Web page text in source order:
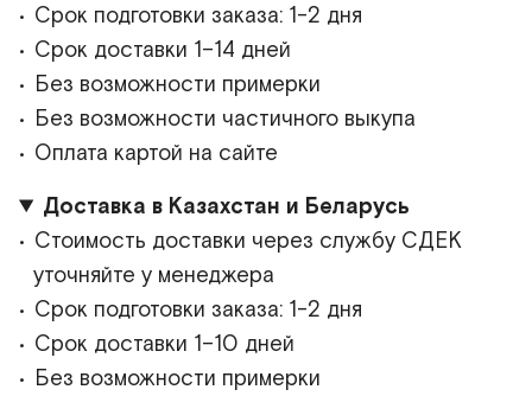
Срок подготовки заказа: 1-2 дня
Срок доставки 1–14 дней
Без возможности примерки
Без возможности частичного выкупа
Оплата картой на сайте
Доставка в Казахстан и Беларусь
Стоимость доставки через службу СДЕК
уточняйте у менеджера
Срок подготовки заказа: 1-2 дня
Срок доставки 1–10 дней
Без возможности примерки